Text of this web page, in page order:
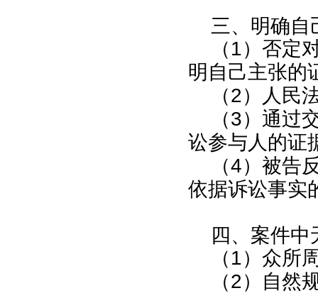
三、明确自
（1）否定
明自己主张的
（2）人民
（3）通过
讼参与人的证
（4）被告
依据诉讼事实
四、案件
（1）众所
（2）自然